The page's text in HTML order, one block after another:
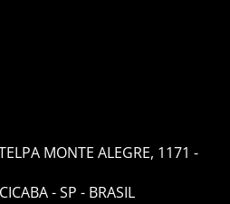
MONTE ALEGRE, 1171 -
- SP - BRASIL